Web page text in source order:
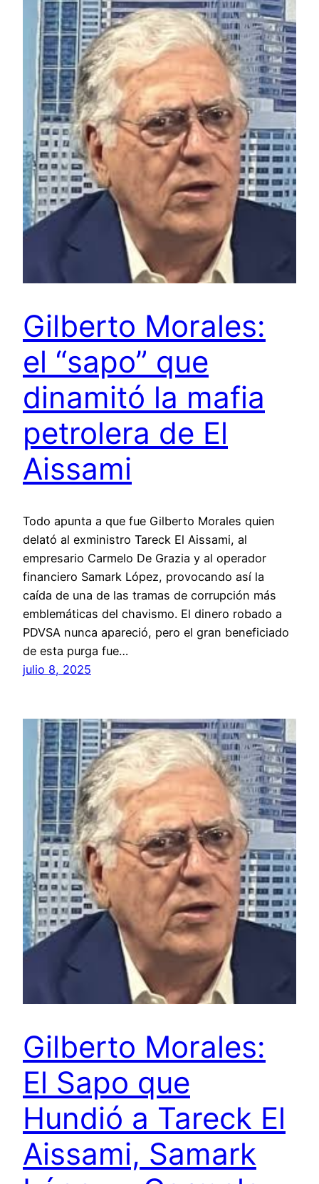
Gilberto Morales:
el “sapo” que
dinamitó la mafia
petrolera de El
Aissami
Todo apunta a que fue Gilberto Morales quien
delató al exministro Tareck El Aissami, al
empresario Carmelo De Grazia y al operador
financiero Samark López, provocando así la
caída de una de las tramas de corrupción más
emblemáticas del chavismo. El dinero robado a
PDVSA nunca apareció, pero el gran beneficiado
de esta purga fue…
julio 8, 2025
Gilberto Morales:
El Sapo que
Hundió a Tareck El
Aissami, Samark